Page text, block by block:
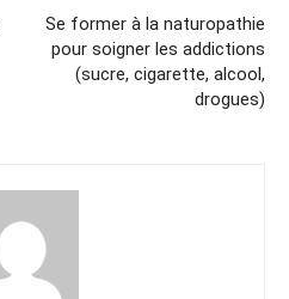
Se former à la naturopathie
pour soigner les addictions
(sucre, cigarette, alcool,
drogues)